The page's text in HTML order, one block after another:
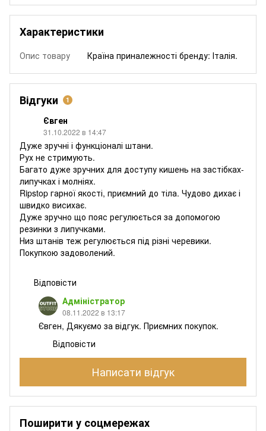
Характеристики
Опис товару Країна приналежності бренду: Італія.
Відгуки 1
Євген
31.10.2022 в 14:47
Дуже зручні і функціоналі штани.
Рух не стримують.
Багато дуже зручних для доступу кишень на застібках-
липучках і молніях.
Ripstop гарної якості, приємний до тіла. Чудово дихає і
швидко висихає.
Дуже зручно що пояс регулюється за допомогою
резинки з липучками.
Низ штанів теж регулюється під різні черевики.
Покупкою задоволений.
Відповісти
Адміністратор
08.11.2022 в 13:17
Євген, Дякуємо за відгук. Приємних покупок.
Відповісти
Написати відгук
Поширити у соцмережах